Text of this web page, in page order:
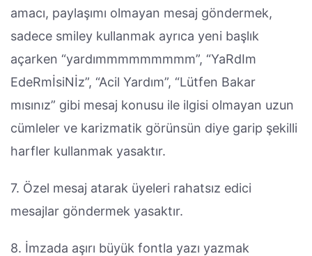
amacı, paylaşımı olmayan mesaj göndermek,
sadece smiley kullanmak ayrıca yeni başlık
açarken “yardımmmmmmmmm”, “YaRdIm
EdeRmİsiNİz”, “Acil Yardım”, “Lütfen Bakar
mısınız” gibi mesaj konusu ile ilgisi olmayan uzun
cümleler ve karizmatik görünsün diye garip şekilli
harfler kullanmak yasaktır.
7. Özel mesaj atarak üyeleri rahatsız edici
mesajlar göndermek yasaktır.
8. İmzada aşırı büyük fontla yazı yazmak